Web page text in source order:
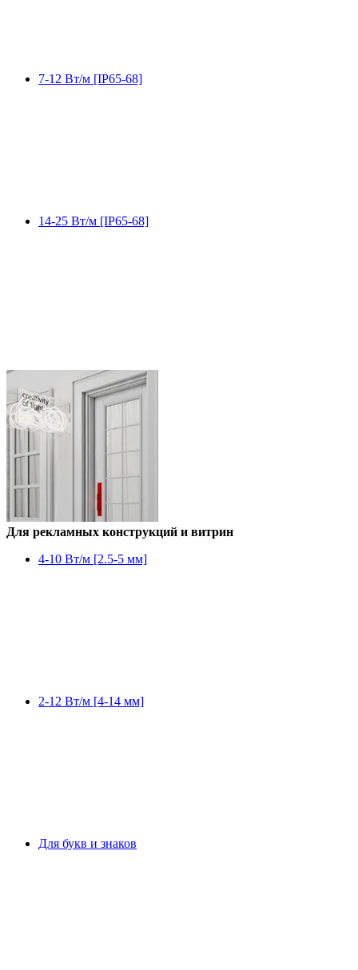
7-12 Вт/м [IP65-68]
14-25 Вт/м [IP65-68]
Для рекламных конструкций и витрин
4-10 Вт/м [2.5-5 мм]
2-12 Вт/м [4-14 мм]
Для букв и знаков